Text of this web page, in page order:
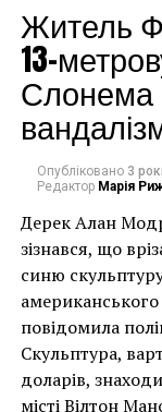
Кроссовки
решениям,
Чоловік позує
накинеться на
має ознаки
Лоустофті на
року. (Фото
В інтерв’ю
Житель
13-
Слонема
Опубліковано 3
Редактор Марія
Дерек Алан
зізнався, що
синю
повідомила
Скульптура,
доларів,
місті Вілтон